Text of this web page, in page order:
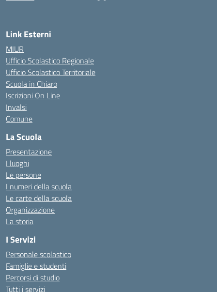
Link Esterni
MIUR
Ufficio Scolastico Regionale
Ufficio Scolastico Territoriale
Scuola in Chiaro
Iscrizioni On Line
Invalsi
Comune
La Scuola
Presentazione
I luoghi
Le persone
I numeri della scuola
Le carte della scuola
Organizzazione
La storia
I Servizi
Personale scolastico
Famiglie e studenti
Percorsi di studio
Tutti i servizi